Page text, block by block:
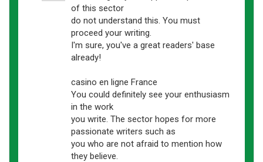
of this sector
do not understand this. You must
proceed your writing.
I'm sure, you've a great readers' base
already!
casino en ligne France
You could definitely see your enthusiasm
in the work
you write. The sector hopes for more
passionate writers such as
you who are not afraid to mention how
they believe.